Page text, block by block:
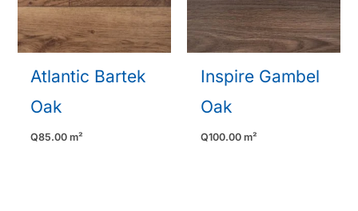
Atlantic Bartek
Oak
Q85.00 m²
Inspire Gambel
Oak
Q100.00m²